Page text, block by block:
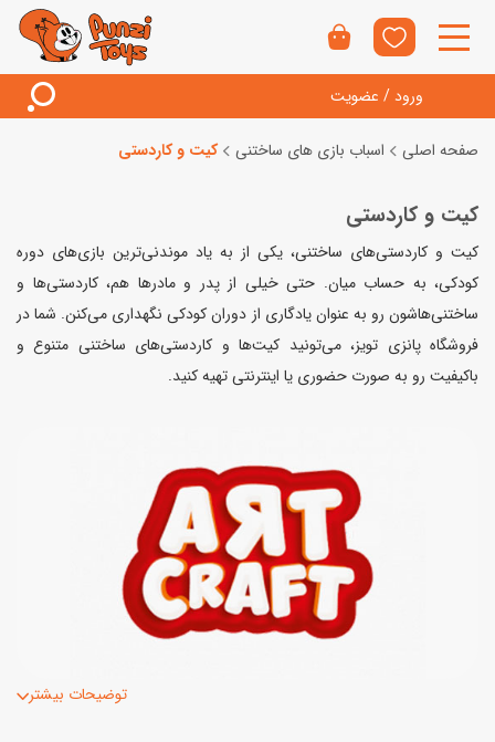
ورود / عضویت
صفحه اصلی اسباب بازی های ساختنی کیت و کاردستی
کیت و کاردستی
کیت و کاردستی‌های ساختنی، یکی از به یاد موندنی‌ترین بازی‌های دوره
کودکی، به حساب میان. حتی خیلی از پدر و مادرها هم، کاردستی‌ها و
ساختنی‌هاشون رو به عنوان یادگاری از دوران کودکی نگهداری می‌کنن. شما در
فروشگاه پانزی تویز، می‌تونید کیت‌ها و کاردستی‌های ساختنی متنوع و
باکیفیت رو به صورت حضوری یا اینترنتی تهیه کنید.
توضیحات بیشتر